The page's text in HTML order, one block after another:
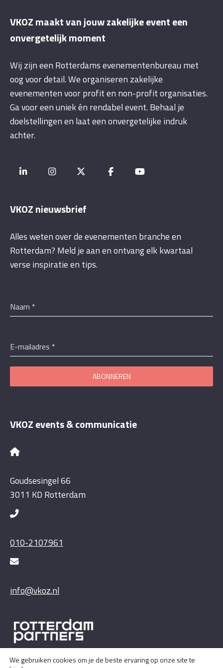
VKOZ maakt van jouw zakelijke event een
onvergetelijk moment
Wij zijn een Rotterdams evenementenbureau met
oog voor detail. We organiseren zakelijke
evenementen voor profit en non-profit organisaties.
Ga voor een uniek én rendabel event. Behaal je
doelstellingen en laat een onvergetelijke indruk
achter.
VKOZ nieuwsbrief
Alles weten over de evenementen branche en
Rotterdam? Meld je aan en ontvang elk kwartaal
verse inspiratie en tips.
Naam *
E-mailadres *
ABONNEREN
VKOZ events & communicatie
Goudsesingel 66
3011 KD Rotterdam
010-2107961
info@vkoz.nl
We gebruiken cookies om je de beste ervaring op onze site te